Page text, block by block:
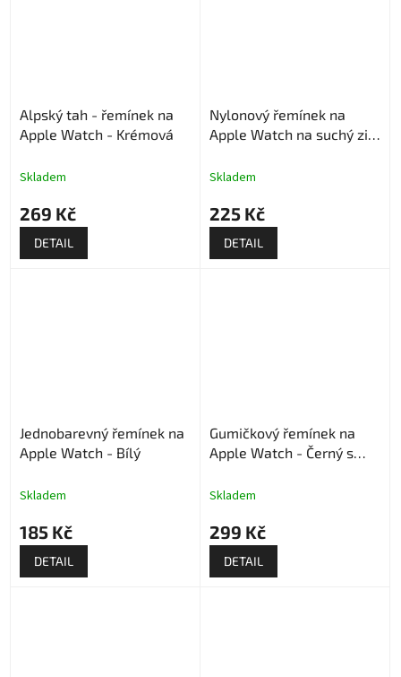
Alpský tah - řemínek na
Apple Watch - Krémová
Skladem
269 Kč
DETAIL
Nylonový řemínek na
Apple Watch na suchý zip
Skladem
225 Kč
DETAIL
Jednobarevný řemínek na
Apple Watch - Bílý
Skladem
185 Kč
DETAIL
Gumičkový řemínek na
Apple Watch - Černý s
Skladem
299 Kč
DETAIL